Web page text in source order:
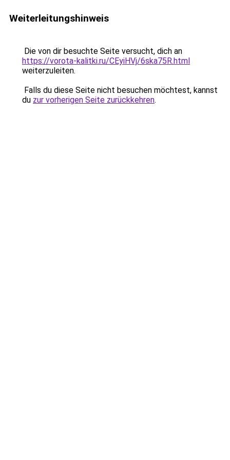
Weiterleitungshinweis
Die von dir besuchte Seite versucht, dich an
https://vorota-kalitki.ru/CEyiHVj/6ska75R.html
weiterzuleiten.
Falls du diese Seite nicht besuchen möchtest, kannst
du zur vorherigen Seite zurückkehren.